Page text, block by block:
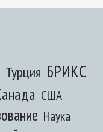
Турция БРИКС
США
Наука